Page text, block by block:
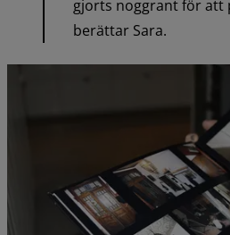
gjorts noggrant för att
berättar Sara.